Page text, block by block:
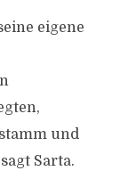
eigene
und
Sarta.